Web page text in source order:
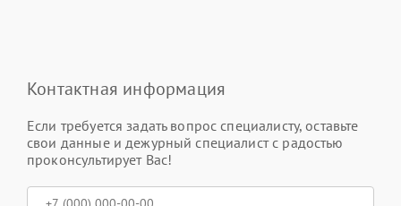
Контактная информация
Если требуется задать вопрос специалисту, оставьте
свои данные и дежурный специалист с радостью
проконсультирует Вас!